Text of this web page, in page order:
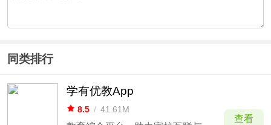
同类排行
学有优教App
8.5 / 41.61M
查看